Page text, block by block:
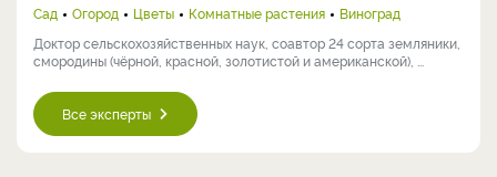
Сад Огород Цветы Комнатные растения
Виноград
Доктор сельскохозяйственных наук, соавтор 24 сорта земляники,
смородины (чёрной, красной, золотистой и американской), ...
Все эксперты